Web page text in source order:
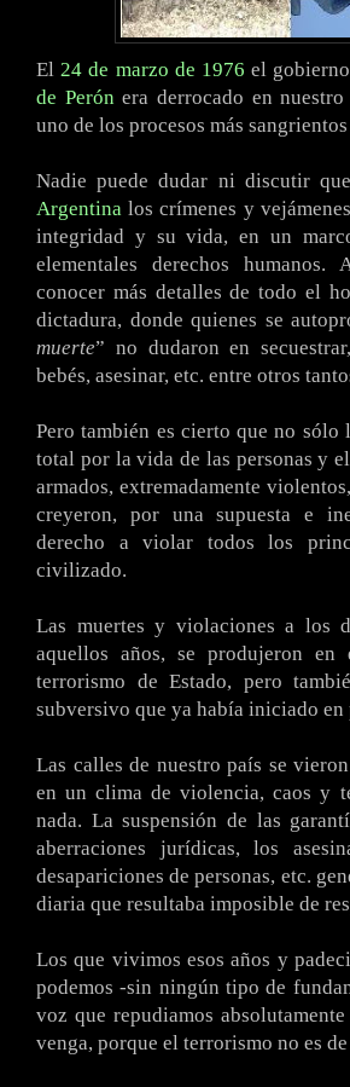
El24 de marzo de 1976 el
de Perónera derrocado en
uno de los procesos más
Nadie puede dudar ni discutir
Argentina los crímenes y
integridad y su vida, en un
elementales derechos
conocer más detalles de todo el
dictadura, donde quienes se
muerte” no dudaron en
bebés, asesinar, etc. entre otros
Pero también es cierto que no
total por la vida de las personas y
armados, extremadamente
creyeron, por una supuesta e
derecho a violar todos los
civilizado.
Las muertes y violaciones a los
aquellos años, se produjeron
terrorismo de Estado, pero
subversivo que ya había iniciado
Las calles de nuestro país se
en un clima de violencia, caos y
nada. La suspensión de las
aberraciones jurídicas, los
desapariciones de personas, etc.
diaria que resultaba imposible de
Los que vivimos esos años y
podemos -sin ningún tipo de
voz que repudiamos
venga, porque el terrorismo no es